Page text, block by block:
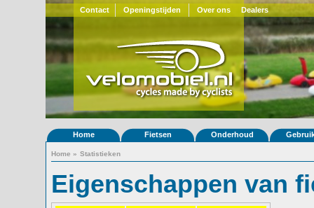
Contact Openingstijden Over ons Dealers
Home Fietsen Onderhoud
Home » Statistieken
Eigenschappen van